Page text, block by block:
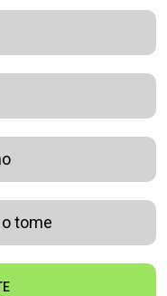
tome